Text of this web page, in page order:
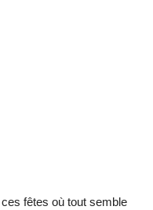
fêtes où tout semble